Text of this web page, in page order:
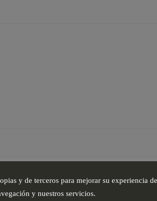
y de terceros para mejorar su experiencia de
y nuestros servicios.